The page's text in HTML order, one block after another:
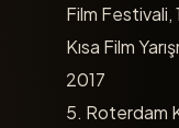
Film
Kısa Film
2017
5. Roterdam